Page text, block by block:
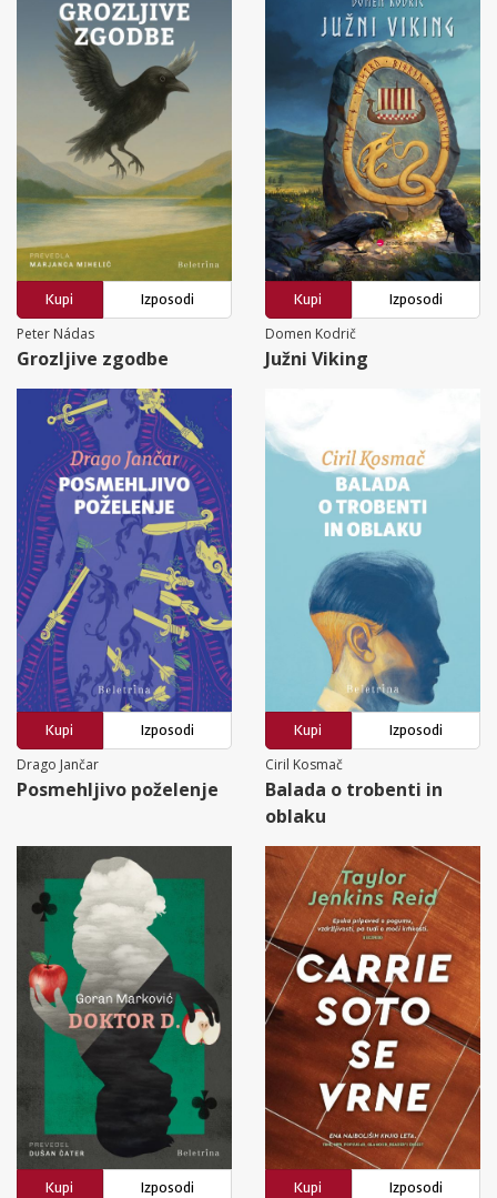
Kupi
Izposodi
Peter Nádas
Grozljive zgodbe
Kupi
Izposodi
Domen Kodrič
Južni Viking
Kupi
Izposodi
Drago Jančar
Posmehljivo poželenje
Kupi
Izposodi
Ciril Kosmač
Balada o trobenti in
oblaku
Kupi
Izposodi
Kupi
Izposodi